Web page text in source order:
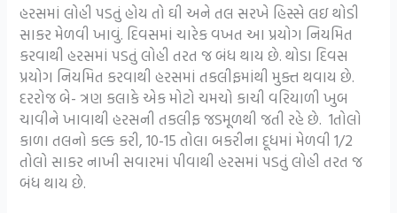
હરસમાં લોહી પડતું હોય તો ઘી અને તલ સરખે હિસ્સે લઇ થોડી
સાકર મેળવી ખાવું. દિવસમાં ચારેક વખત આ પ્રયોગ નિયમિત
કરવાથી હરસમાં પડતું લોહી તરત જ બંધ થાય છે. થોડા દિવસ
પ્રયોગ નિયમિત કરવાથી હરસમાં તકલીફમાંથી મુક્ત થવાય છે.
દરરોજ બે- ત્રણ કલાકે એક મોટો ચમચો કાચી વરિયાળી ખુબ
ચાવીને ખાવાથી હરસની તકલીફ જડમૂળથી જતી રહે છે. 1તોલો
કાળા તલનો કલ્ક કરી, 10-15 તોલા બકરીના દૂધમાં મેળવી 1/2
તોલો સાકર નાખી સવારમાં પીવાથી હરસમાં પડતું લોહી તરત જ
બંધ થાય છે.